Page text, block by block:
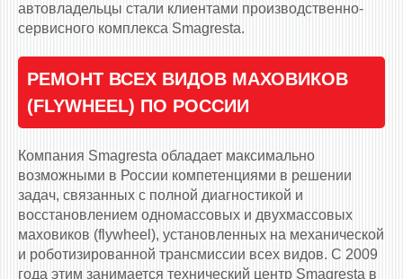
автовладельцы стали клиентами производственно-
сервисного комплекса Smagresta.
РЕМОНТ ВСЕХ ВИДОВ МАХОВИКОВ
(FLYWHEEL) ПО РОССИИ
Компания Smagresta обладает максимально
возможными в России компетенциями в решении
задач, связанных с полной диагностикой и
восстановлением одномассовых и двухмассовых
маховиков (flywheel), установленных на механической
и роботизированной трансмиссии всех видов. С 2009
года этим занимается технический центр Smagresta в